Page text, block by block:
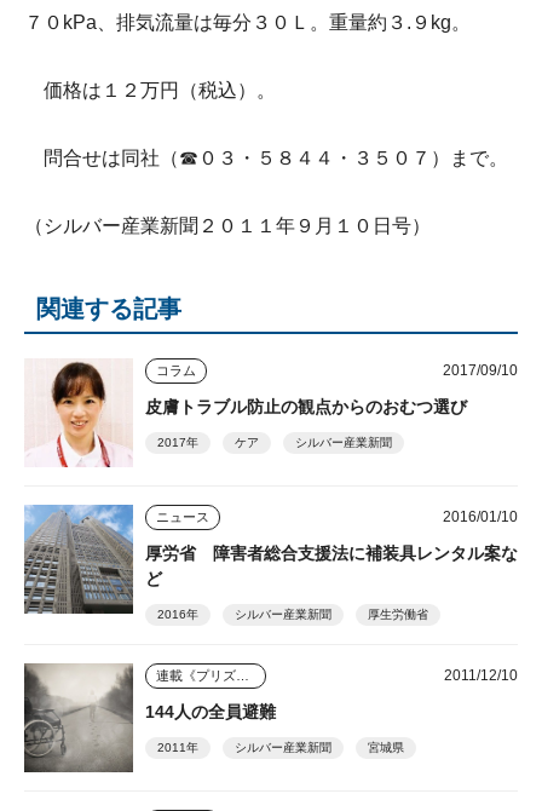
７０kPa、排気流量は毎分３０Ｌ。重量約３.９kg。
価格は１２万円（税込）。
問合せは同社（☎０３・５８４４・３５０７）まで。
（シルバー産業新聞２０１１年９月１０日号）
関連する記事
コラム 2017/09/10
皮膚トラブル防止の観点からのおむつ選び
2017年 ケア シルバー産業新聞
ニュース 2016/01/10
厚労省 障害者総合支援法に補装具レンタル案な
ど
2016年 シルバー産業新聞 厚生労働省
2011/12/10
144人の全員避難
2011年 シルバー産業新聞 宮城県